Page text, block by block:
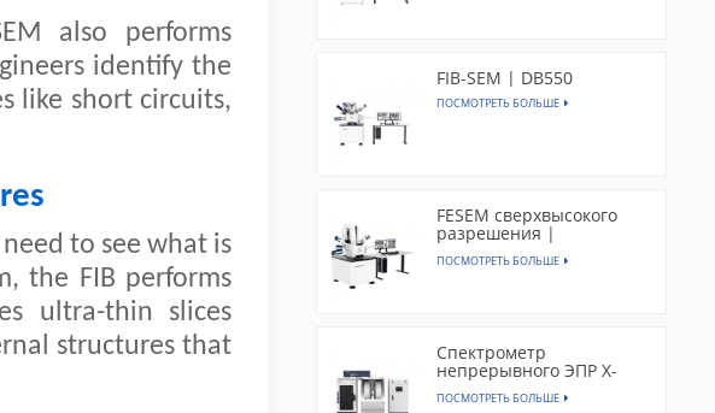
also performs
identify the
like short circuits,
to see what is
the FIB performs
ultra-thin slices
structures that
FIB-SEM | DB550
ПОСМОТРЕТЬ БОЛЬШЕ
FESEM сверхвысокого
разрешения |
SEM5000X
ПОСМОТРЕТЬ БОЛЬШЕ
Спектрометр
непрерывного ЭПР X-
диапазона | EPR300
ПОСМОТРЕТЬ БОЛЬШЕ